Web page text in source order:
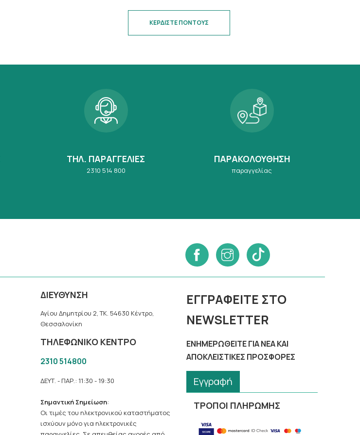
ΚΕΡΔΙΣΤΕ ΠΟΝΤΟΥΣ
ΤΗΛ. ΠΑΡΑΓΓΕΛΙΕΣ
2310 514 800
ΠΑΡΑΚΟΛΟΥΘΗΣΗ
παραγγελίας
ΔΙΕΥΘΥΝΣΗ
Αγίου Δημητρίου 2, TK. 54630 Κέντρο,
Θεσσαλονίκη
ΤΗΛΕΦΩΝΙΚΟ ΚΕΝΤΡΟ
2310 514800
ΔΕΥΤ. - ΠΑΡ.: 11:30 - 19:30
Σημαντική Σημείωση:
Οι τιμές του ηλεκτρονικού καταστήματος
ισχύουν μόνο για ηλεκτρονικές
ΕΓΓΡΑΦΕΊΤΕ ΣΤΟ
NEWSLETTER
ΕΝΗΜΕΡΩΘΕΊΤΕ ΓΙΑ ΝΈΑ ΚΑΙ
ΑΠΟΚΛΕΙΣΤΙΚΈΣ ΠΡΟΣΦΟΡΈΣ
Εγγραφή
ΤΡΟΠΟΙ ΠΛΗΡΩΜΗΣ